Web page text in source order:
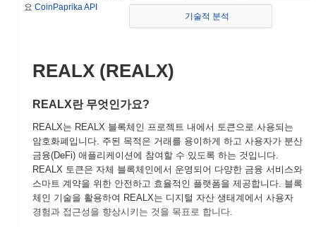
요 CoinPaprika API
기술적 분석
REALX (REALX)
REALX란 무엇인가요?
REALX는 REALX 블록체인 프로젝트 내에서 토큰으로 사용되는
암호화폐입니다. 주된 목적은 거래를 용이하게 하고 사용자가 분산
금융(DeFi) 애플리케이션에 참여할 수 있도록 하는 것입니다.
REALX 토큰은 자체 블록체인에서 운영되어 다양한 금융 서비스와
스마트 계약을 위한 안전하고 효율적인 플랫폼을 제공합니다. 블록
체인 기술을 활용하여 REALX는 디지털 자산 생태계에서 사용자
경험과 접근성을 향상시키는 것을 목표로 합니다.